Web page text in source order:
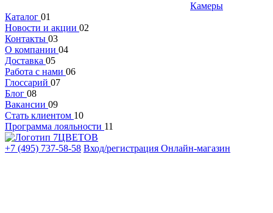
Камеры
Каталог 01
Новости и акции 02
Контакты 03
О компании 04
Доставка 05
Работа с нами 06
Глоссарий 07
Блог 08
Вакансии 09
Стать клиентом 10
Программа лояльности 11
+7 (495) 737-58-58 Вход/регистрация Онлайн-магазин